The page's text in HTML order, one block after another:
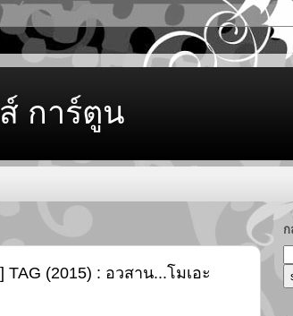
การ์ตูน
TAG (2015) : อวสาน...โมเอะ